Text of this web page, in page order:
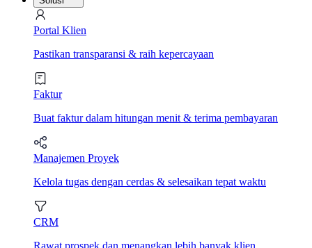
Portal Klien
Pastikan transparansi & raih kepercayaan
Faktur
Buat faktur dalam hitungan menit & terima pembayaran
Manajemen Proyek
Kelola tugas dengan cerdas & selesaikan tepat waktu
CRM
Rawat prospek dan menangkan lebih banyak klien